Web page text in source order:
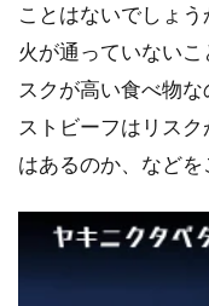
ことはないでしょ
火が通っていない
スクが高い食べ物
ストビーフはリス
はあるのか、などを